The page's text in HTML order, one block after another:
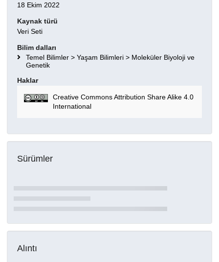
18 Ekim 2022
Kaynak türü
Veri Seti
Bilim dalları
Temel Bilimler > Yaşam Bilimleri > Moleküler Biyoloji ve
Genetik
Haklar
Creative Commons Attribution Share Alike 4.0
International
Sürümler
Alıntı